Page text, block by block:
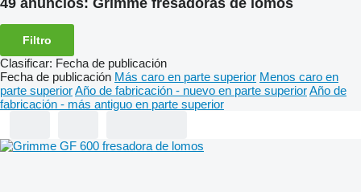
49 anuncios: Grimme fresadoras de lomos
Filtro
Clasificar: Fecha de publicación
Fecha de publicación Más caro en parte superior Menos caro en
parte superiorAño de fabricación - nuevo en parte superiorAño de
fabricación - más antiguo en parte superior